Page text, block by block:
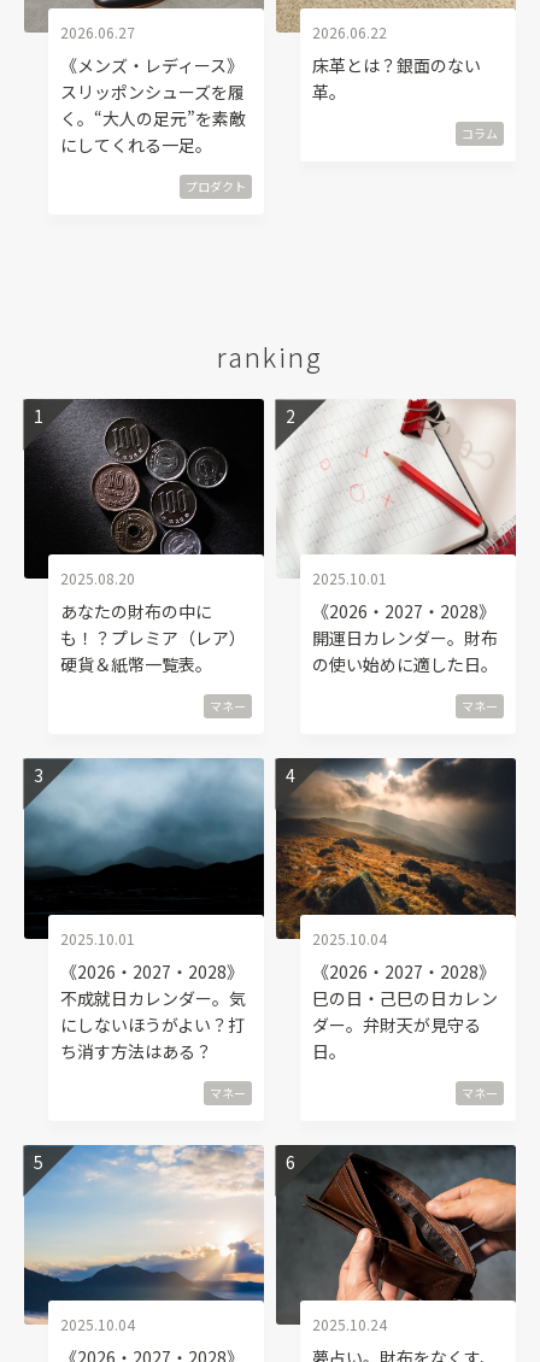
2026.06.27
《メンズ・レディース》
スリッポンシューズを履
く。“大人の足元”を素敵
にしてくれる一足。
プロダクト
2026.06.22
床革とは？銀面のない
革。
コラム
ranking
2025.08.20
あなたの財布の中に
も！？プレミア（レア）
硬貨＆紙幣一覧表。
マネー
2025.10.01
《2026・2027・2028》
開運日カレンダー。財布
の使い始めに適した日。
マネー
2025.10.01
《2026・2027・2028》
不成就日カレンダー。気
にしないほうがよい？打
ち消す方法はある？
マネー
2025.10.04
《2026・2027・2028》
巳の日・己巳の日カレン
ダー。弁財天が見守る
日。
マネー
2025.10.04
《2026・2027・2028》
2025.10.24
夢占い。財布をなくす、